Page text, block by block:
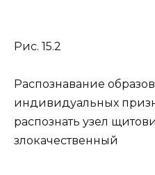
Рис. 15.2
Распознавание
индивидуальных
распознать узел
злокачественный